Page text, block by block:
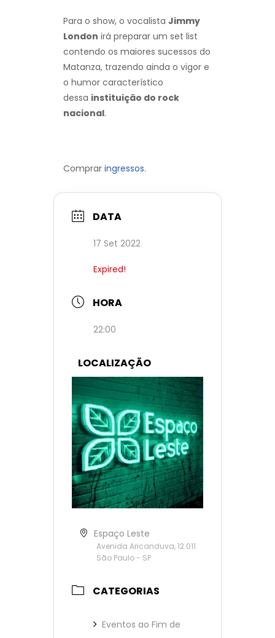
Para o show, o vocalista Jimmy
London irá preparar um set list
contendo os maiores sucessos do
Matanza, trazendo ainda o vigor e
o humor característico
dessa instituição do rock
nacional.
Comprar ingressos.
DATA
17 Set 2022
Expired!
HORA
22:00
LOCALIZAÇÃO
Espaço Leste
Avenida Aricanduva, 12.011
São Paulo - SP
CATEGORIAS
Eventos ao Fim de